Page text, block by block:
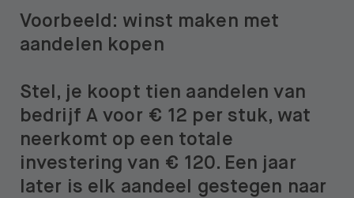
Voorbeeld: winst maken met
aandelen kopen
Stel, je koopt tien aandelen van
bedrijf A voor € 12 per stuk, wat
neerkomt op een totale
investering van € 120. Een jaar
later is elk aandeel gestegen naar